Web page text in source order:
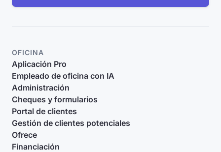
OFICINA
Aplicación Pro
Empleado de oficina con IA
Administración
Cheques y formularios
Portal de clientes
Gestión de clientes potenciales
Ofrece
Financiación